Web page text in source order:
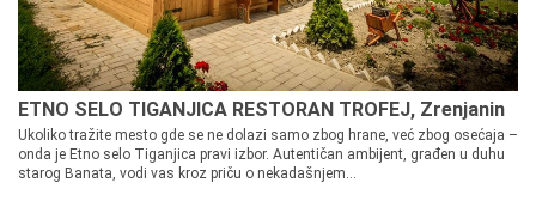
ETNO SELO TIGANJICA RESTORAN TROFEJ, Zrenjanin
Ukoliko tražite mesto gde se ne dolazi samo zbog hrane, već zbog osećaja –
onda je Etno selo Tiganjica pravi izbor. Autentičan ambijent, građen u duhu
starog Banata, vodi vas kroz priču o nekadašnjem...